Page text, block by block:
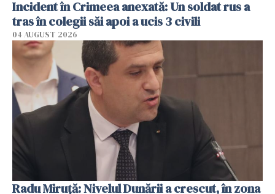
Incident în Crimeea anexată: Un soldat rus a
tras în colegii săi apoi a ucis 3 civili
04 AUGUST 2026
Radu Miruţă: Nivelul Dunării a crescut, în zona